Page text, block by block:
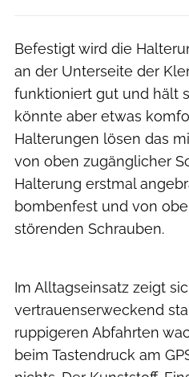
Befestigt wird die
an der Unterseite der
funktioniert gut und hält
könnte aber etwas
Halterungen lösen das
von oben zugänglicher
Halterung erstmal
bombenfest und von
störenden Schrauben.
Im Alltagseinsatz zeigt
vertrauenserweckend
ruppigeren Abfahrten
beim Tastendruck am